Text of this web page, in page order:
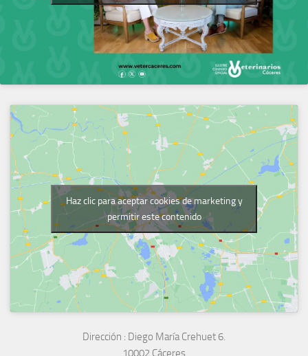
Haz clic para aceptar cookies de marketing y
permitir este contenido
Dirección : Diego María Crehuet 6.
10002 Cáceres